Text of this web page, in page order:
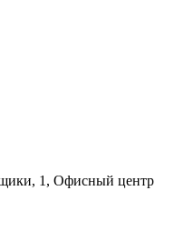
1, Офисный центр